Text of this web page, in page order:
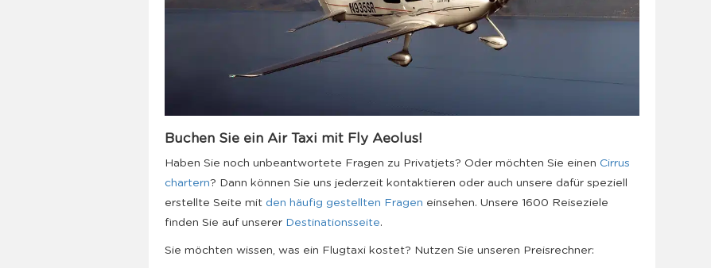
Buchen Sie ein Air Taxi mit Fly Aeolus!
Haben Sie noch unbeantwortete Fragen zu Privatjets? Oder möchten Sie einen Cirrus
chartern? Dann können Sie uns jederzeit kontaktieren oder auch unsere dafür speziell
erstellte Seite mit den häufig gestellten Fragen einsehen. Unsere 1600 Reiseziele
finden Sie auf unserer Destinationsseite.
Sie möchten wissen, was ein Flugtaxi kostet? Nutzen Sie unseren Preisrechner: